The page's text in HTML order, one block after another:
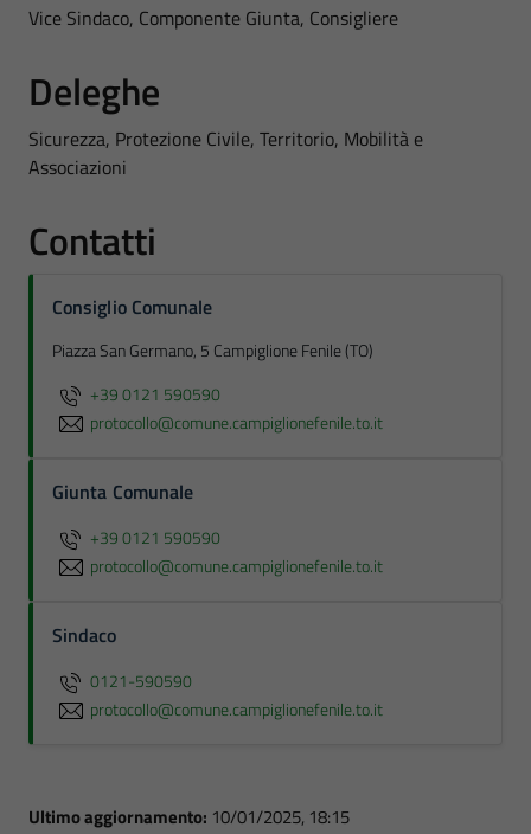
Vice Sindaco, Componente Giunta, Consigliere
Deleghe
Sicurezza, Protezione Civile, Territorio, Mobilità e
Associazioni
Contatti
Consiglio Comunale
Piazza San Germano, 5 Campiglione Fenile (TO)
+39 0121 590590
protocollo@comune.campiglionefenile.to.it
Giunta Comunale
+39 0121 590590
protocollo@comune.campiglionefenile.to.it
Sindaco
0121-590590
protocollo@comune.campiglionefenile.to.it
Ultimo aggiornamento: 10/01/2025, 18:15